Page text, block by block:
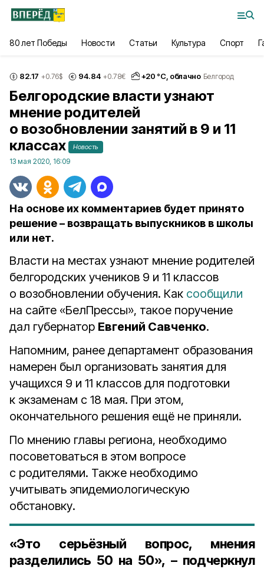
80 лет Победы Новости Статьи Культура Спорт
82.17 +0.76$ 94.84 +0.78€ +20 °С, облачно Белгород
Белгородские власти узнают
мнение родителей
о возобновлении занятий в 9 и 11
классах
Новость
13 мая 2020, 16:09
На основе их комментариев будет принято
решение – возвращать выпускников в школы
или нет.
Власти на местах узнают мнение родителей
белгородских учеников 9 и 11 классов
о возобновлении обучения. Как сообщили
на сайте «БелПрессы», такое поручение
дал губернатор Евгений Савченко.
Напомним, ранее департамент образования
намерен был организовать занятия для
учащихся 9 и 11 классов для подготовки
к экзаменам с 18 мая. При этом,
окончательного решения ещё не приняли.
По мнению главы региона, необходимо
посоветоваться в этом вопросе
с родителями. Также необходимо
учитывать эпидемиологическую
обстановку.
«Это серьёзный вопрос, мнения
разделились 50 на 50», – подчеркнул